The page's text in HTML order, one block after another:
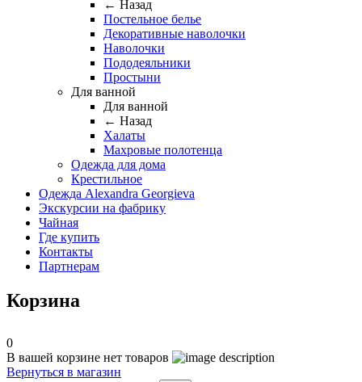
← Назад
Постельное белье
Декоративные наволочки
Наволочки
Пододеяльники
Простыни
Для ванной
Для ванной
← Назад
Халаты
Махровые полотенца
Одежда для дома
Крестильное
Одежда Alexandra Georgieva
Экскурсии на фабрику
Чайная
Где купить
Контакты
Партнерам
Корзина
0
В вашей корзине нет товаров
Вернуться в магазин